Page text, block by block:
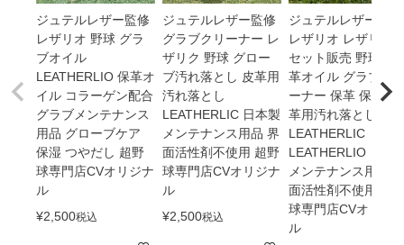
ジュテルレザー監修
レザリオ 野球 グラ
ブオイル
LEATHERLIO 保革オ
イル コラーゲン配合
グラブメンテナンス
用品 グローブケア
保湿 つやだし 超野
球専門店CVオリジナ
ル
¥2,500税込
ジュテルレザー監修
グラブクリーナー レ
ザリク 野球 グロー
ブ汚れ落とし 皮革用
汚れ落とし
LEATHERLIC 日本製
メンテナンス用品 界
面活性剤不使用 超野
球専門店CVオリジナ
ル
¥2,500税込
ジュテルレザー監修
レザリオ レザリク
セット販売 野球 保
革オイル グラブク
ーナー 保革 保湿 皮
革用汚れ落とし
LEATHERLIC
LEATHERLIO 日本
メンテナンス用品
面活性剤不使用 超
球専門店CVオリジ
ル